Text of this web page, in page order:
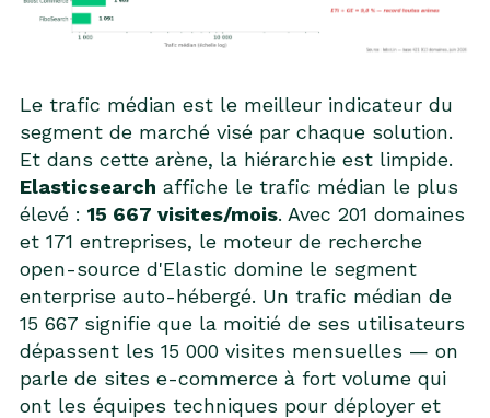
Le trafic médian est le meilleur indicateur du
segment de marché visé par chaque solution.
Et dans cette arène, la hiérarchie est limpide.
Elasticsearch affiche le trafic médian le plus
élevé : 15 667 visites/mois. Avec 201 domaines
et 171 entreprises, le moteur de recherche
open-source d'Elastic domine le segment
enterprise auto-hébergé. Un trafic médian de
15 667 signifie que la moitié de ses utilisateurs
dépassent les 15 000 visites mensuelles — on
parle de sites e-commerce à fort volume qui
ont les équipes techniques pour déployer et